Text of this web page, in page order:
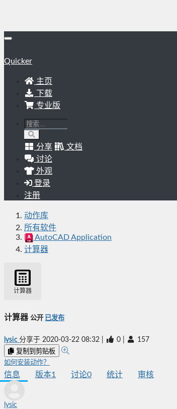
Quicker
主页
下载
专业版
分享
文档
讨论
外观
登录
注册
动作库
所有软件
AutoCAD Application
计算器
计算器
计算器 公开 已发布
lysic 分享于 2020-03-22 08:32 0 157
复制到剪贴板
如何安装动作？
信息 版本1 讨论0 统计 审核
lysic